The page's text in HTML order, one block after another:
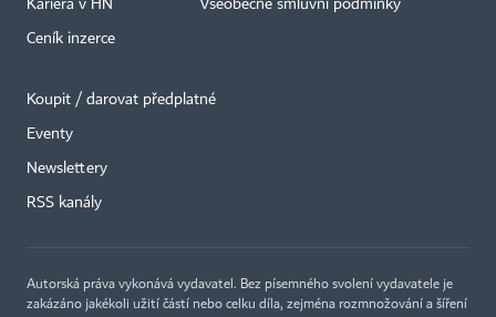
Kariéra v HN
Ceník inzerce
Všeobecné smluvní podmínky
Koupit / darovat předplatné
Eventy
Newslettery
RSS kanály
Autorská práva vykonává vydavatel. Bez písemného svolení vydavatele je
zakázáno jakékoli užití částí nebo celku díla, zejména rozmnožování a šíření